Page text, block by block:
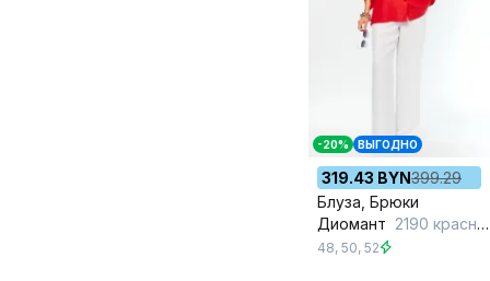
-20% ВЫГОДНО
319.43 BYN399.29
Блуза, Брюки
Диомант 2190 красный
48, 50, 52